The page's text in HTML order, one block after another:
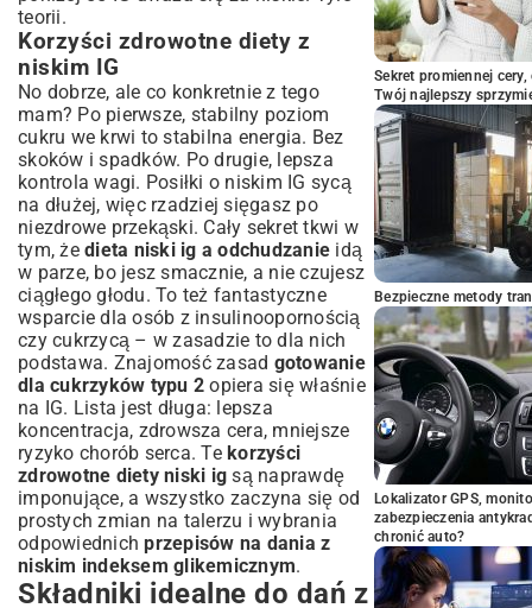
niskim indeksem glikemicznym
teorii.
Korzyści zdrowotne diety z
niskim IG
No dobrze, ale co konkretnie z tego
mam? Po pierwsze, stabilny poziom
cukru we krwi to stabilna energia. Bez
skoków i spadków. Po drugie, lepsza
kontrola wagi. Posiłki o niskim IG sycą
na dłużej, więc rzadziej sięgasz po
niezdrowe przekąski. Cały sekret tkwi w
tym, że dieta niski ig a odchudzanie idą
w parze, bo jesz smacznie, a nie czujesz
ciągłego głodu. To też fantastyczne
wsparcie dla osób z insulinoopornością
czy cukrzycą – w zasadzie to dla nich
podstawa. Znajomość zasad gotowanie
dla cukrzyków typu 2 opiera się właśnie
na IG. Lista jest długa: lepsza
koncentracja, zdrowsza cera, mniejsze
ryzyko chorób serca. Te korzyści
zdrowotne diety niski ig są naprawdę
imponujące, a wszystko zaczyna się od
prostych zmian na talerzu i wybrania
odpowiednichprzepisów na dania z
niskim indeksem glikemicznym.
Składniki idealne do dań z
Sekret promiennej
Twój najlepszy
Bezpieczne metody
Lokalizator GPS,
zabezpieczenia
chronić auto?